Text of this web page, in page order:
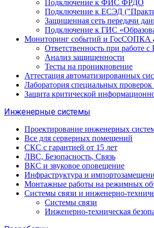
Подключение к ФИС ФРДО
Подключение к ЕСЭД
Защищенная сеть передачи
Подключение к ГИС
Мониторинг событий и ГосСОПКА
Ответственность при работе
Анализ защищенности
Тесты на проникновение
Аттестация автоматизированных
Лаборатория специальных
Защита критической
Инженерные системы
Проектирование инженерных
Все для серверных помещений
СКС с гарантией от 15 лет
ЛВС, Безопасность, Связь
ВКС и звуковое оповещение
Инфраструктура и
Монтажные работы на режимных
Системы связи и инженерно-
Системы связи
Инженерно-техническая